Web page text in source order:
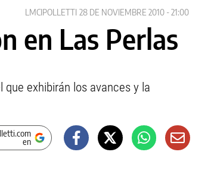
LMCIPOLLETTI 28 DE NOVIEMBRE 2010 - 21:00
en Las Perlas
exhibirán los avances y la
en